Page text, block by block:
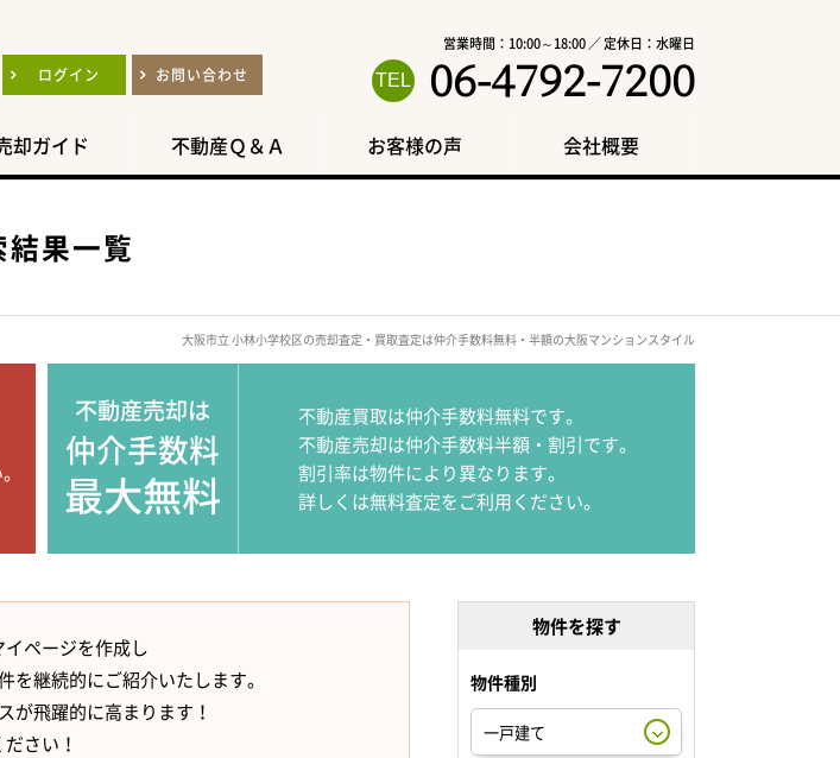
ログイン お問い合わせ
営業時間：10:00～18:00 ／ 定休日：水曜日
06-4792-7200
却ガイド 不動産Ｑ＆Ａ お客様の声 会社概要
結果一覧
大阪市立 小林小学校区の売却査定・買取査定は仲介手数料無料・半額の大阪マンションスタイル
不動産売却は
仲介手数料
最大無料
不動産買取は仲介手数料無料です。
不動産売却は仲介手数料半額・割引です。
割引率は物件により異なります。
詳しくは無料査定をご利用ください。
ページを作成し
継続的にご紹介いたします。
が飛躍的に高まります！
さい！
物件を探す
物件種別